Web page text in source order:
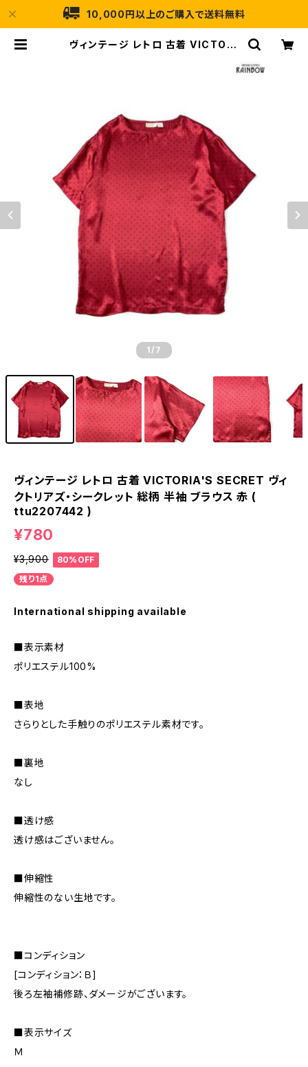
10,000円以上のご購入で送料無料
ヴィンテージ レトロ 古着 VICTORI
クレット 総柄 半袖 ブラウス 赤 ( ttu
1 /7
ヴィンテージ レトロ 古着 VICTORIA'S SECRET ヴィ
クトリアズ・シークレット 総柄 半袖 ブラウス 赤 (
ttu2207442 )
¥780
¥3,900
80%OFF
残り1点
International shipping available
■表示素材
ポリエステル100%
■表地
さらりとした手触りのポリエステル素材です。
■裏地
なし
■透け感
透け感はございません。
■伸縮性
伸縮性のない生地です。
■コンディション
[コンディション：Ｂ]
後ろ左袖補修跡、ダメージがございます。
■表示サイズ
Ｍ